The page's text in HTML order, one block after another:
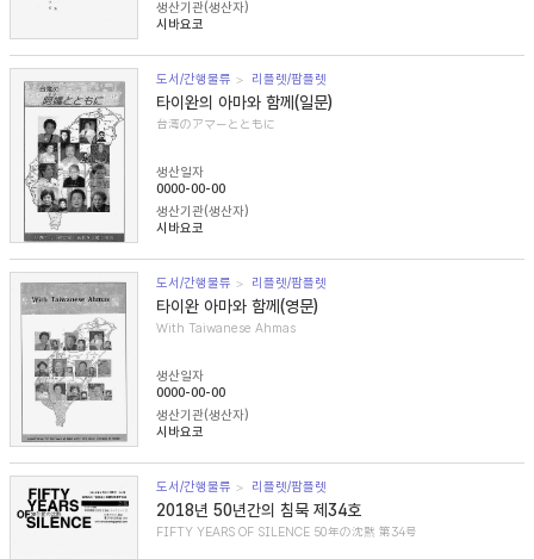
생산기관(생산자)
시바요코
도서/간행물류 리플렛/팜플렛
타이완의 아마와 함께(일문)
台湾のアマーとともに
생산일자
0000-00-00
생산기관(생산자)
시바요코
도서/간행물류 리플렛/팜플렛
타이완 아마와 함께(영문)
With Taiwanese Ahmas
생산일자
0000-00-00
생산기관(생산자)
시바요코
도서/간행물류 리플렛/팜플렛
2018년 50년간의 침묵 제34호
FIFTY YEARS OF SILENCE 50年の沈黙 第34号